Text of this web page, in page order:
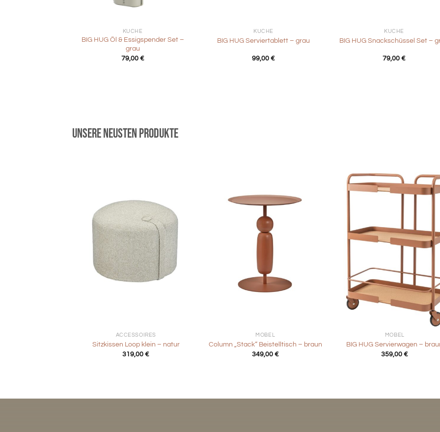
KÜCHE
BIG HUG Öl & Essigspender Set –
grau
79,00 €
KÜCHE
BIG HUG Serviertablett – grau
99,00 €
KÜCHE
BIG HUG Snackschüssel Set –
79,00€
Unsere neusten Produkte
ACCESSOIRES
Sitzkissen Loop klein – natur
319,00€
MÖBEL
Column „Stack“ Beistelltisch – braun
349,00 €
MÖBEL
BIG HUG Servierwagen –
359,00€